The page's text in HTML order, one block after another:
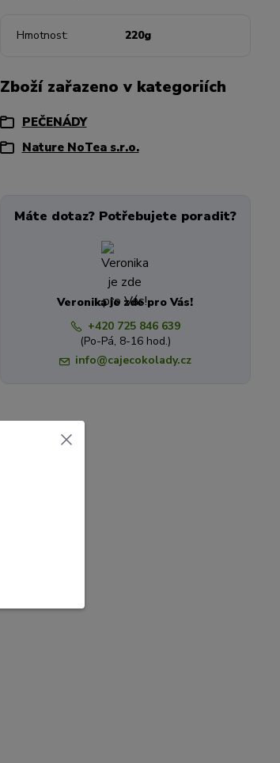
Hmotnost 220g
Zboží zařazeno v kategoriích
PEČENÁDY
Nature NoTea s.r.o.
Máte dotaz? Potřebujete poradit?
Veronika je zde pro Vás!
+420 725 846 639
(Po-Pá, 8-16 hod.)
info@cajecokolady.cz